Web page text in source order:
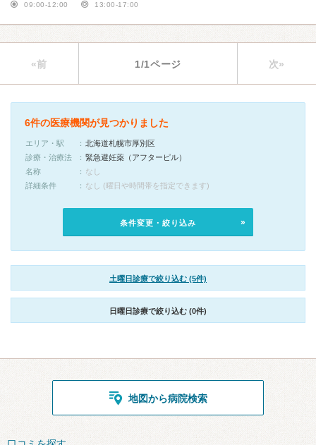
09:00-12:00 13:00-17:00
«前 1/1ページ 次»
6件の医療機関が見つかりました
エリア・駅
北海道札幌市厚別区
診療・治療法
緊急避妊薬（アフターピル）
名称
なし
詳細条件
なし (曜日や時間帯を指定できます)
条件変更・絞り込み
土曜日診療で絞り込む (5件)
日曜日診療で絞り込む (0件)
地図から病院検索